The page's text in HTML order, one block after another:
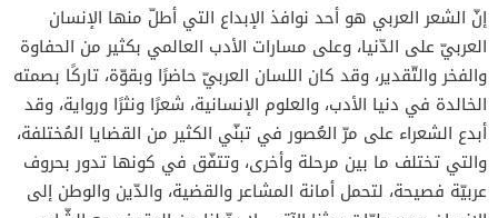
إنّ الشعر العربي هو أحد نوافذ الإبداع التي أطلّ منها الإنسان
العربيّ على الدّنيا، وعلى مسارات الأدب العالمي بكثير من الحفاوة
والفخر والتّقدير، وقد كان اللسان العربيّ حاضرًا وبقوّة، تاركًا بصمته
الخالدة في دنيا الأدب، والعلوم الإنسانية، شعرًا ونثرًا ورواية، وقد
أبدع الشعراء على مرّ العُصور في تبنّي الكثير من القضايا المُختلفة،
والتي تختلف ما بين مرحلة وأخرى، وتتفّق في كونها تدور بحروف
عربيّة فصيحة، لتحمل أمانة المشاعر والقضية، والدّين والوطن إلى